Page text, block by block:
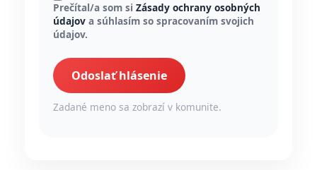
Prečítal/a som si Zásady ochrany osobných
údajov a súhlasím so spracovaním svojich
údajov.
Odoslať hlásenie
Zadané meno sa zobrazí v komunite.